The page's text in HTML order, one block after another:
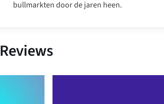
bullmarkten door de jaren heen.